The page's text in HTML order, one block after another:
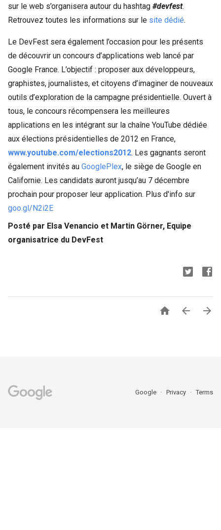
sur le web s’organisera autour du hashtag #devfest.
Retrouvez toutes les informations sur le site dédié.
Le DevFest sera également l’occasion pour les présents
de découvrir un concours d’applications web lancé par
Google France. L’objectif : proposer aux développeurs,
graphistes, journalistes, et citoyens d’imaginer de nouveaux
outils d’exploration de la campagne présidentielle. Ouvert à
tous, le concours récompensera les meilleures
applications en les intégrant sur la chaîne YouTube dédiée
aux élections présidentielles de 2012 en France,
www.youtube.com/elections2012. Les gagnants seront
également invités au GooglePlex, le siège de Google en
Californie. Les candidats auront jusqu’au 7 décembre
prochain pour proposer leur application. Plus d'info sur
goo.gl/N2i2E
Posté par Elsa Venancio et Martin Görner, Equipe
organisatrice du DevFest
  
Google Privacy Terms